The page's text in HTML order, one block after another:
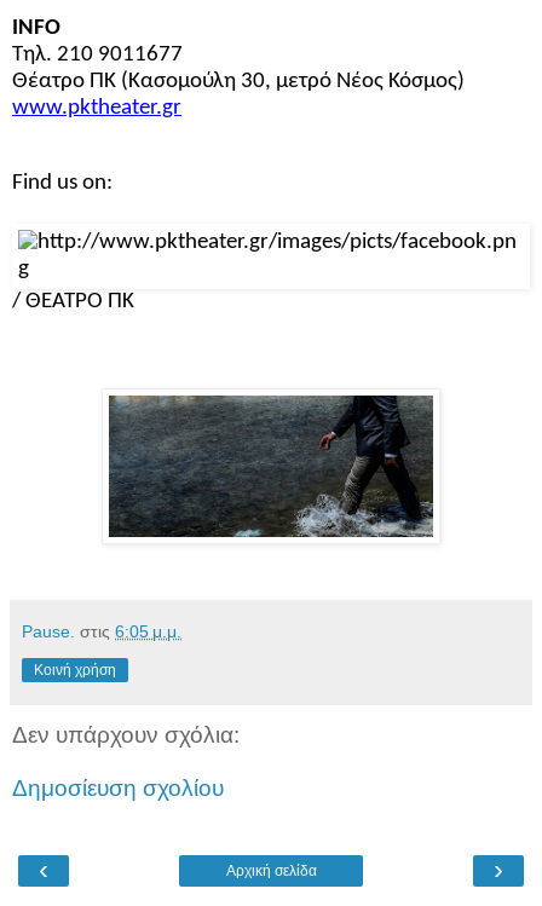
INFO
Τηλ. 210 9011677
Θέατρο ΠΚ (Κασομούλη 30, μετρό Νέος Κόσμος)
www.pktheater.gr
Find us on:
/ ΘΕΑΤΡΟ ΠΚ
Pause. στις 6:05 μ.μ.
Κοινή χρήση
Δεν υπάρχουν σχόλια:
Δημοσίευση σχολίου
‹ ›
Αρχική σελίδα